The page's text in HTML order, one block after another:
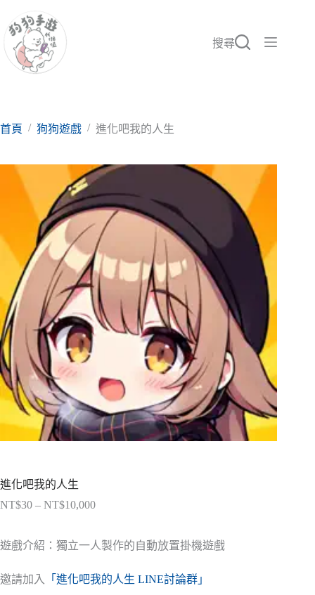
至
要
搜尋
首頁 / 狗狗遊戲 / 進化吧我的人生
進化吧我的人生
NT$30 – NT$10,000價
範
NT$30
到
遊戲介紹：獨立一人製作的自動放置掛機遊戲
邀請加入 「進化吧我的人生 LINE討論群」